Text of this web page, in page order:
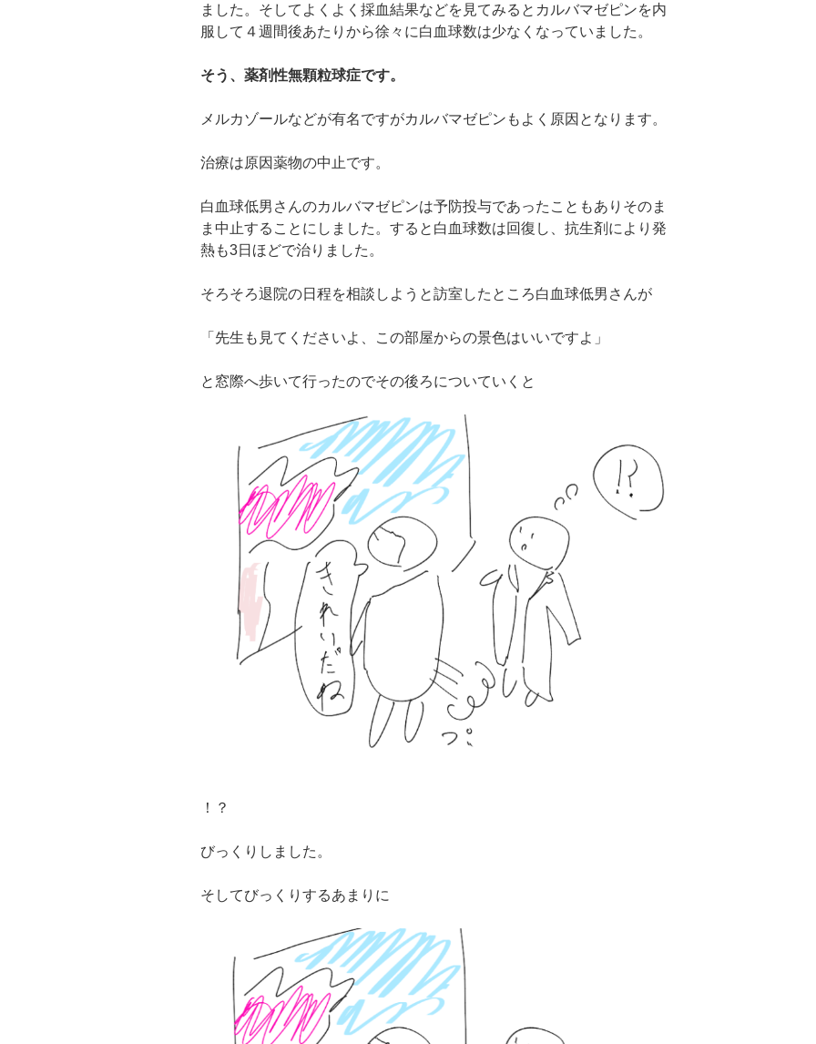
ました。そしてよくよく採血結果などを見てみるとカルバマゼピンを内
服して４週間後あたりから徐々に白血球数は少なくなっていました。
そう、薬剤性無顆粒球症です。
メルカゾールなどが有名ですがカルバマゼピンもよく原因となります。
治療は原因薬物の中止です。
白血球低男さんのカルバマゼピンは予防投与であったこともありそのま
ま中止することにしました。すると白血球数は回復し、抗生剤により発
熱も3日ほどで治りました。
そろそろ退院の日程を相談しようと訪室したところ白血球低男さんが
「先生も見てくださいよ、この部屋からの景色はいいですよ」
と窓際へ歩いて行ったのでその後ろについていくと
！？
びっくりしました。
そしてびっくりするあまりに